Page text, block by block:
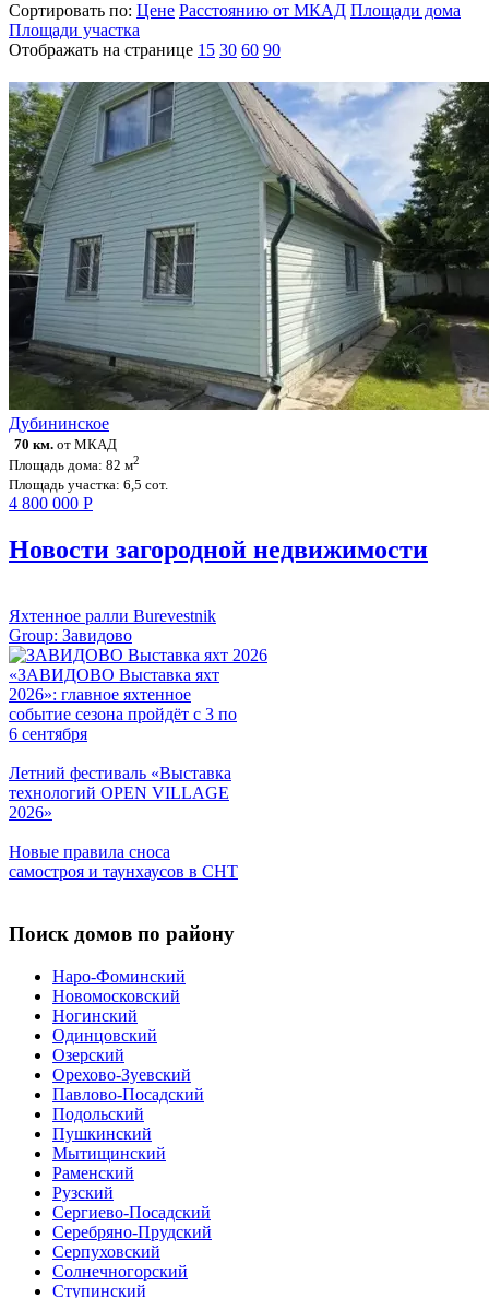
Сортировать по: Цене Расстоянию от МКАД Площади дома
Площади участка
Отображать на странице 15 30 60 90
Дубининское
70 км. от МКАД
Площадь дома: 82 м2
Площадь участка: 6,5 сот.
4 800 000 Р
Новости загородной недвижимости
Яхтенное ралли Burevestnik
Group: Завидово
«ЗАВИДОВО Выставка яхт
2026»: главное яхтенное
событие сезона пройдёт с 3 по
6 сентября
Летний фестиваль «Выставка
технологий OPEN VILLAGE
2026»
Новые правила сноса
самостроя и таунхаусов в СНТ
Поиск домов по району
Наро-Фоминский
Новомосковский
Ногинский
Одинцовский
Озерский
Орехово-Зуевский
Павлово-Посадский
Подольский
Пушкинский
Мытищинский
Раменский
Рузский
Сергиево-Посадский
Серебряно-Прудский
Серпуховский
Солнечногорский
Ступинский